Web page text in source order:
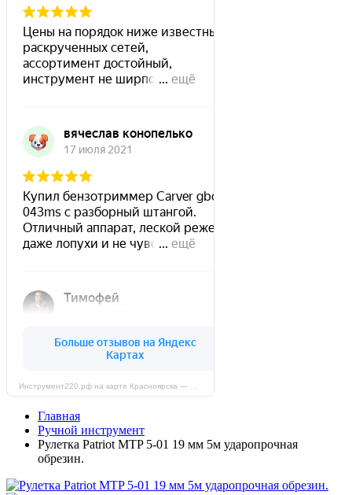
Главная
Ручной инструмент
Рулетка Patriot MTP 5-01 19 мм 5м ударопрочная
обрезин.